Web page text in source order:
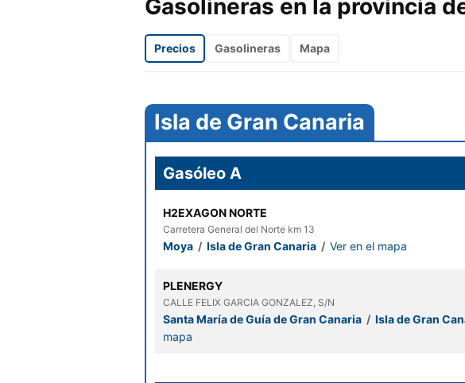
Gasolineras en la provincia
Precios Gasolineras Mapa
Isla de Gran Canaria
Gasóleo A
H2EXAGON NORTE
Carretera General del Norte km 13
Moya / Isla de Gran Canaria / Ver en el mapa
PLENERGY
CALLE FELIX GARCIA GONZALEZ, S/N
Santa María de Guía de Gran Canaria / Isla de Gran
mapa